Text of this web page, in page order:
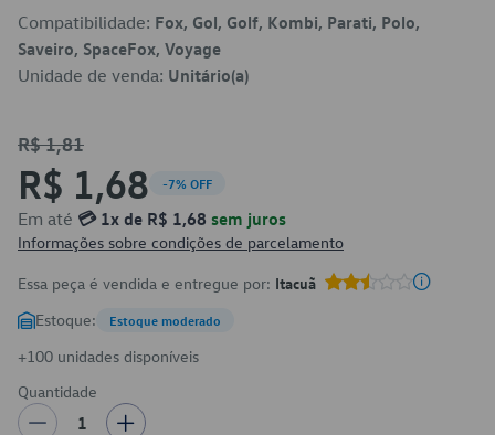
Compatibilidade: Fox, Gol, Golf, Kombi, Parati, Polo,
Saveiro, SpaceFox, Voyage
Unidade de venda: Unitário(a)
R$ 1,81
R$ 1,68 -7% OFF
Em até 💳 1x de R$ 1,68 sem juros
Informações sobre condições de parcelamento
Essa peça é vendida e entregue por: Itacuã
Estoque: Estoque moderado
+100 unidades disponíveis
Quantidade
1